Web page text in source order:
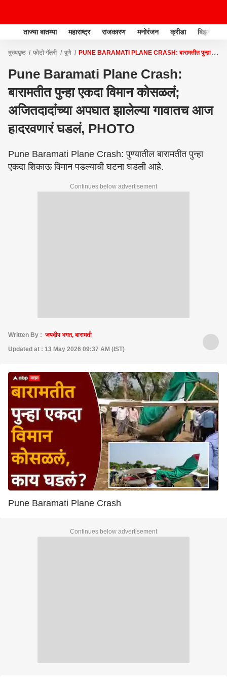
ताज्या बातम्या महाराष्ट्र राजकारण मनोरंजन क्रीडा बिझनेस
मुख्यपृष्ठ फोटो गॅलरी पुणे
PUNE BARAMATI PLANE CRASH: बारामतीत पुन्हा
Pune Baramati Plane Crash:
बारामतीत पुन्हा एकदा विमान कोसळलं;
अजितदादांच्या अपघात झालेल्या गावातच आज
हादरवणारं घडलं, PHOTO
Pune Baramati Plane Crash: पुण्यातील बारामतीत पुन्हा
एकदा शिकाऊ विमान पडल्याची घटना घडली आहे.
Continues below advertisement
Written By :जयदीप भगत, बारामती
Updated at : 13 May 2026 09:37 AM (IST)
Pune Baramati Plane Crash
Continues below advertisement